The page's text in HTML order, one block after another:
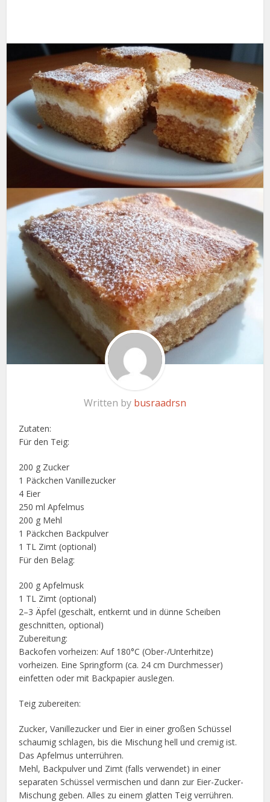
Written by busraadrsn
Zutaten:
Für den Teig:
200 g Zucker
1 Päckchen Vanillezucker
4 Eier
250 ml Apfelmus
200 g Mehl
1 Päckchen Backpulver
1 TL Zimt (optional)
Für den Belag:
200 g Apfelmusk
1 TL Zimt (optional)
2–3 Äpfel (geschält, entkernt und in dünne Scheiben
geschnitten, optional)
Zubereitung:
Backofen vorheizen: Auf 180°C (Ober-/Unterhitze)
vorheizen. Eine Springform (ca. 24 cm Durchmesser)
einfetten oder mit Backpapier auslegen.
Teig zubereiten:
Zucker, Vanillezucker und Eier in einer großen Schüssel
schaumig schlagen, bis die Mischung hell und cremig ist.
Das Apfelmus unterrühren.
Mehl, Backpulver und Zimt (falls verwendet) in einer
separaten Schüssel vermischen und dann zur Eier-Zucker-
Mischung geben. Alles zu einem glatten Teig verrühren.